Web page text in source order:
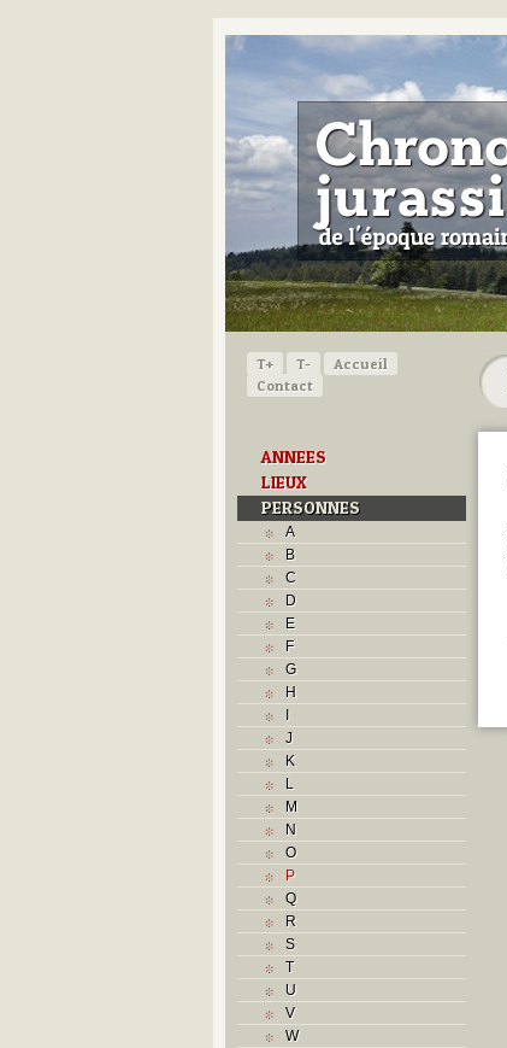
T+ T-
Accueil
Contact
ANNEES
LIEUX
PERSONNES
A
B
C
D
E
F
G
H
I
J
K
L
M
N
O
P
Q
R
S
T
U
V
W